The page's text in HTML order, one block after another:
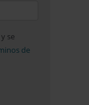
se
de